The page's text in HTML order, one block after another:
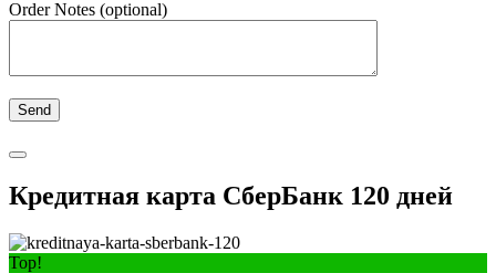
Order Notes (optional)
Кредитная карта СберБанк 120 дней
Top!